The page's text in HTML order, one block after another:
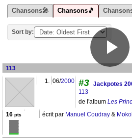
Chansons🎤 Chansons🎵
Sort by:
113
1.
06/2000 #3 Jackpotes
113
de l'album Les
16 pts écrit par Manuel Coudray &